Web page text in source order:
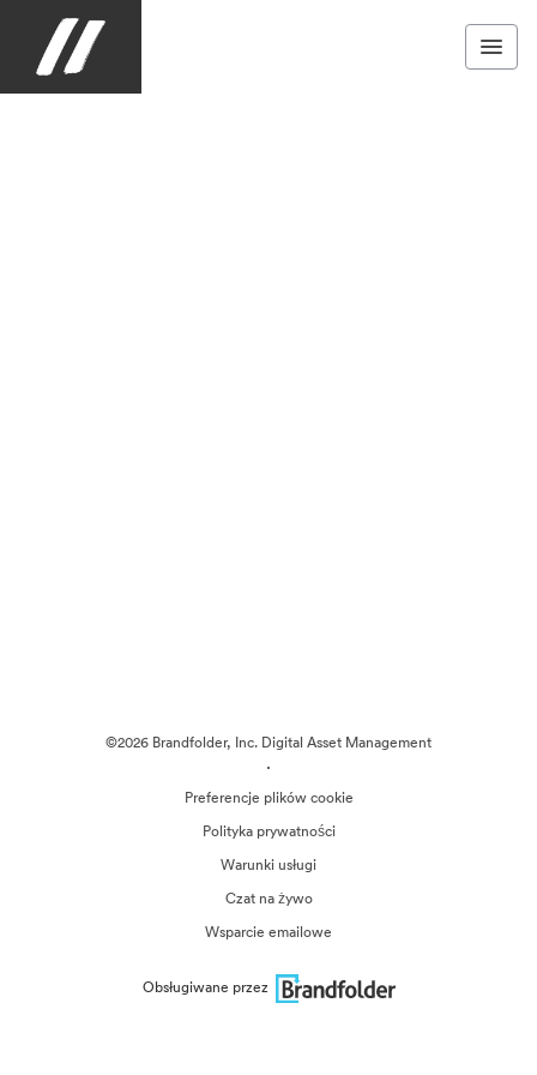
©2026 Brandfolder, Inc. Digital Asset Management
·
Preferencje plików cookie
Polityka prywatności
Warunki usługi
Czat na żywo
Wsparcie emailowe
Obsługiwane przez